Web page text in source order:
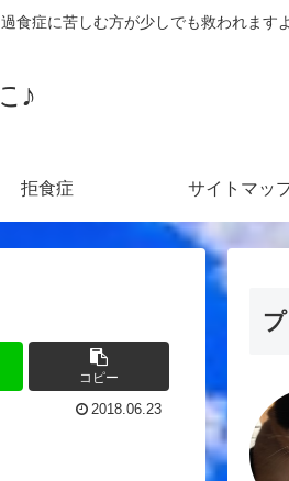
食症に苦しむ方が少しでも救われます
♪
拒食症 サイトマッ
コピー
2018.06.23